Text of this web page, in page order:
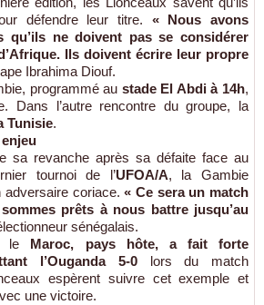
défendre leur titre. « Nous avons
qu’ils ne doivent pas se considérer
Ils doivent écrire leur propre
Ibrahima Diouf.
programmé au stade El Abdi à 14h,
Dans l’autre rencontre du groupe, la
Tunisie.
sa revanche après sa défaite face au
tournoi de l’UFOA/A, la Gambie
adversaire coriace.« Ce sera un match
prêts à nous battre jusqu’au
sénégalais.
le Maroc, pays hôte, a fait forte
l’Ouganda 5-0lors du match
espèrent suivre cet exemple et
une victoire.